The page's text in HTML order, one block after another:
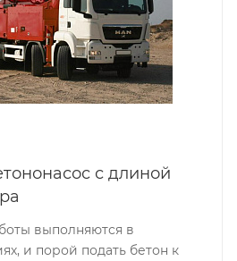
с длиной
выполняются в
и порой подать бетон к